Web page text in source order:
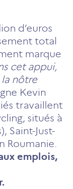
d’euros
total
marque
cet appui,
nôtre
Kevin
travaillent
situés à
Saint-Just-
Roumanie.
emplois,